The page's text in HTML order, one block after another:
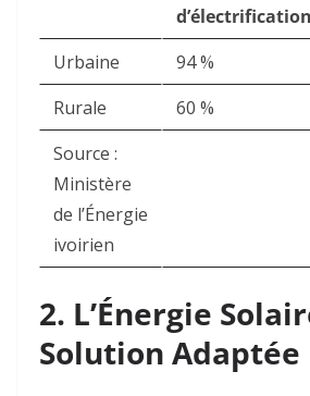
d’électrification
Urbaine
94 %
Rurale
60 %
Source :
Ministère
de l’Énergie
ivoirien
2. L’Énergie
Solution Adaptée